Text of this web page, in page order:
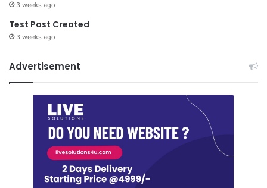
3 weeks ago
Test Post Created
3 weeks ago
Advertisement